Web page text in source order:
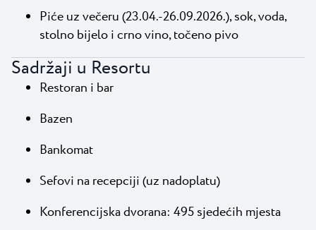
Piće uz večeru (23.04.-26.09.2026.), sok, voda,
stolno bijelo i crno vino, točeno pivo
Sadržaji u Resortu
Restoran i bar
Bazen
Bankomat
Sefovi na recepciji (uz nadoplatu)
Konferencijska dvorana: 495 sjedećih mjesta